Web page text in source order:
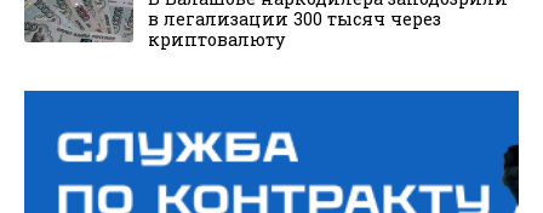
в легализации 300 тысяч через
криптовалюту